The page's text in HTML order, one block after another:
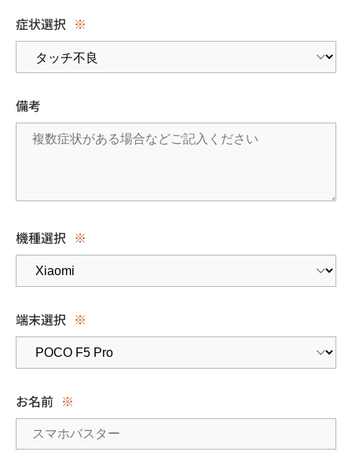
症状選択 ※
備考
機種選択 ※
端末選択 ※
お名前 ※